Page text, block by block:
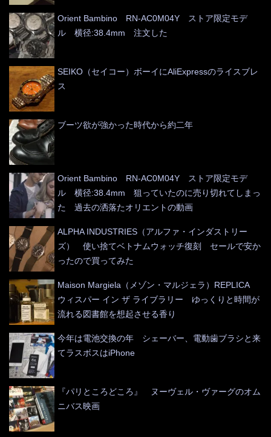
Orient Bambino RN-AC0M04Y ストア限定モデ
ル 横径:38.4mm 注文した
SEIKO（セイコー）ボーイにAliExpressのライスブレ
ス
ブーツ欲が強かった時代から約二年
Orient Bambino RN-AC0M04Y ストア限定モデ
ル 横径:38.4mm 狙っていたのに売り切れてしまっ
た 過去の洒落たオリエントの動画
ALPHA INDUSTRIES（アルファ・インダストリー
ズ） 使い捨てベトナムウォッチ復刻 セールで安か
ったので買ってみた
Maison Margiela（メゾン・マルジェラ）REPLICA
ウィスパー イン ザ ライブラリー ゆっくりと時間が
流れる図書館を想起させる香り
今年は電池交換の年 シェーバー、電動歯ブラシと来
てラスボスはiPhone
『パリところどころ』 ヌーヴェル・ヴァーグのオム
ニバス映画